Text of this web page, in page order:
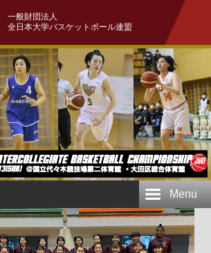
一般財団法人
全日本大学バスケットボール連盟
Menu